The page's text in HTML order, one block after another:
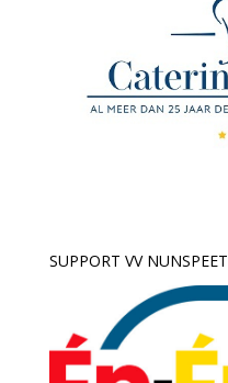
SUPPORT VV NUNSPEET